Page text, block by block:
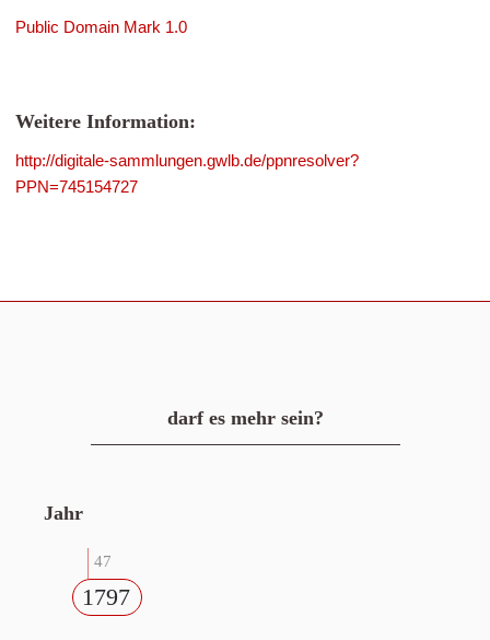
Public Domain Mark 1.0
Weitere Information:
http://digitale-sammlungen.gwlb.de/ppnresolver?
PPN=745154727
darf es mehr sein?
Jahr
47
1797